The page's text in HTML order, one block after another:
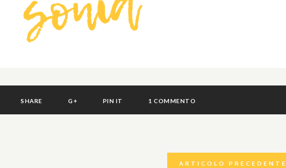
SHARE G+ PIN IT 1 COMMENTO
ARTICOLO PRECEDENTE